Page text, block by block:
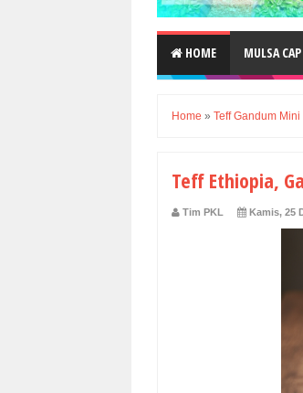
HOME MULSA
Home » Teff Gandum
Teff Ethiopia,
Tim PKL Kamis, 25